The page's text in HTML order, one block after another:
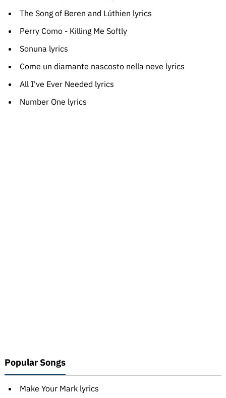
The Song of Beren and Lúthien lyrics
Perry Como - Killing Me Softly
Sonuna lyrics
Come un diamante nascosto nella neve lyrics
All I've Ever Needed lyrics
Number One lyrics
Popular Songs
Make Your Mark lyrics